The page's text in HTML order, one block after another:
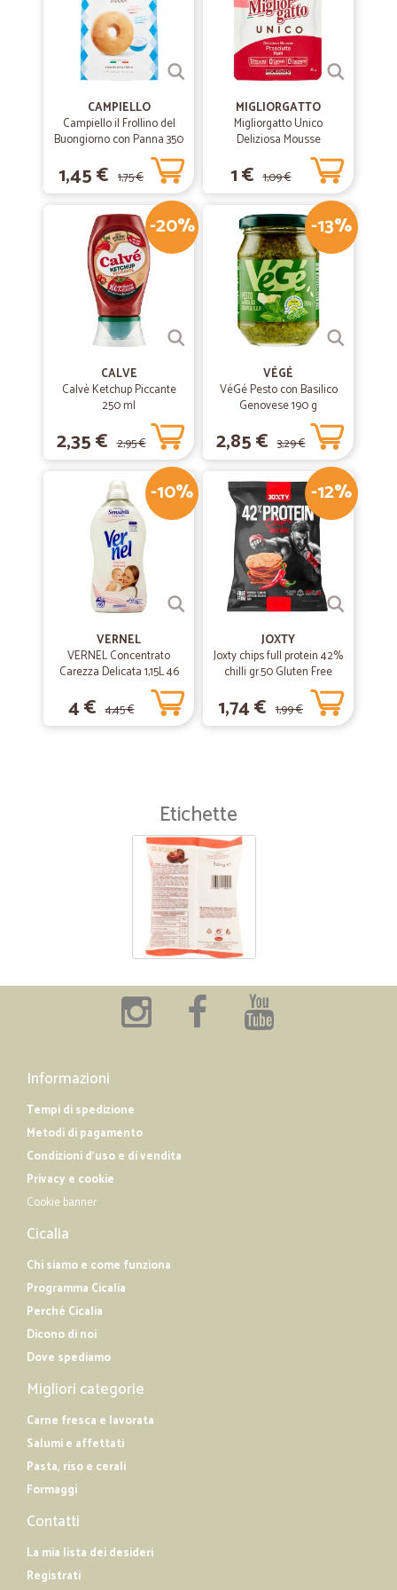
CAMPIELLO
Campiello il Frollino del
Buongiorno con Panna 350
1,45 € 1,75 €
MIGLIORGATTO
Migliorgatto Unico
Deliziosa Mousse
Prosciutto 85 gr.
1 € 1,09 €
-20%
CALVE
Calvè Ketchup Piccante
250 ml
2,35 € 2,95 €
-13%
VÉGÉ
VéGé Pesto con Basilico
Genovese 190 g
2,85 € 3,29 €
-10%
VERNEL
VERNEL Concentrato
Carezza Delicata 1,15L 46
4 € 4,45 €
-12%
JOXTY
Joxty chips full protein 42%
chilli gr.50 Gluten Free
1,74 € 1,99 €
Etichette
Informazioni
Tempi di spedizione
Metodi di pagamento
Condizioni d'uso e di vendita
Privacy e cookie
Cookie banner
Cicalia
Chi siamo e come funziona
Programma Cicalia
Perché Cicalia
Dicono di noi
Dove spediamo
Migliori categorie
Carne fresca e lavorata
Salumi e affettati
Pasta, riso e cerali
Formaggi
Contatti
La mia lista dei desideri
Registrati